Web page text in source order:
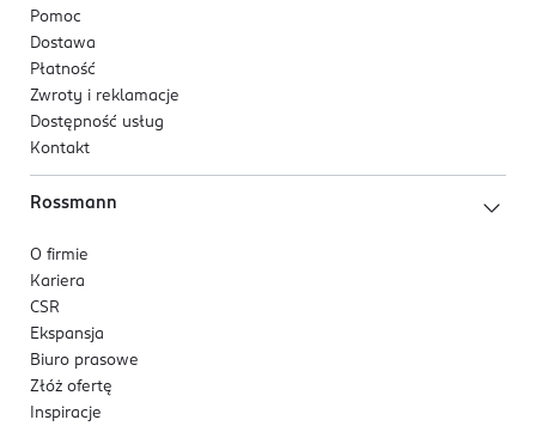
Pomoc
Dostawa
Płatność
Zwroty i reklamacje
Dostępność usług
Kontakt
Rossmann
O firmie
Kariera
CSR
Ekspansja
Biuro prasowe
Złóż ofertę
Inspiracje